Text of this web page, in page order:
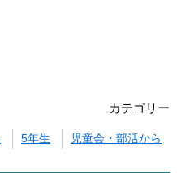
カテゴリー
5年生 児童会・部活から